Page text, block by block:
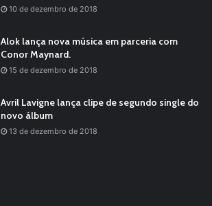
10 de dezembro de 2018
Alok lança nova música em parceria com
Conor Maynard.
15 de dezembro de 2018
Avril Lavigne lança clipe de segundo single do
novo álbum
13 de dezembro de 2018